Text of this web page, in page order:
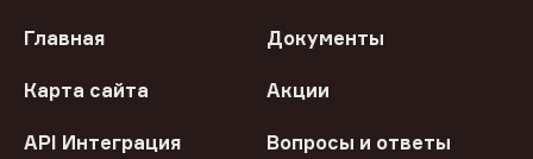
Главная Документы
Карта сайта Акции
API Интеграция Вопросы и ответы